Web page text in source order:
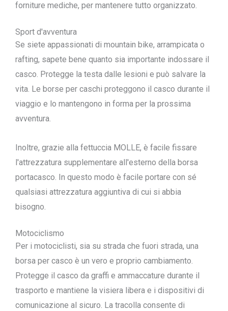
forniture mediche, per mantenere tutto organizzato.
Sport d'avventura
Se siete appassionati di mountain bike, arrampicata o
rafting, sapete bene quanto sia importante indossare il
casco. Protegge la testa dalle lesioni e può salvare la
vita. Le borse per caschi proteggono il casco durante il
viaggio e lo mantengono in forma per la prossima
avventura.
Inoltre, grazie alla fettuccia MOLLE, è facile fissare
l'attrezzatura supplementare all'esterno della borsa
portacasco. In questo modo è facile portare con sé
qualsiasi attrezzatura aggiuntiva di cui si abbia
bisogno.
Motociclismo
Per i motociclisti, sia su strada che fuori strada, una
borsa per casco è un vero e proprio cambiamento.
Protegge il casco da graffi e ammaccature durante il
trasporto e mantiene la visiera libera e i dispositivi di
comunicazione al sicuro. La tracolla consente di